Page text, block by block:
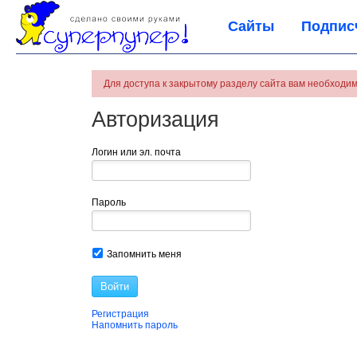
Сайты
Для доступа к закрытому разделу сайта вам
Авторизация
Логин или эл. почта
Пароль
Запомнить меня
Войти
Регистрация
Напомнить пароль